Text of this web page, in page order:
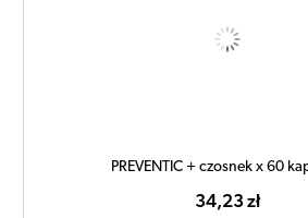
PREVENTIC + czosnek x 60
34,23 zł